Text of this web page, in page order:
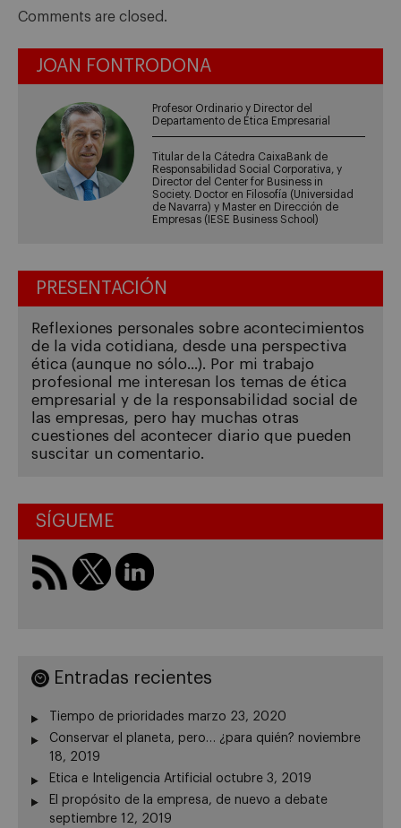
Comments are closed.
JOAN FONTRODONA
Profesor Ordinario y Director del
Departamento de Ética Empresarial
Titular de la Cátedra CaixaBank de
Responsabilidad Social Corporativa, y
Director del Center for Business in
Society. Doctor en Filosofía (Universidad
de Navarra) y Master en Dirección de
Empresas (IESE Business School)
PRESENTACIÓN
Reflexiones personales sobre acontecimientos
de la vida cotidiana, desde una perspectiva
ética (aunque no sólo...). Por mi trabajo
profesional me interesan los temas de ética
empresarial y de la responsabilidad social de
las empresas, pero hay muchas otras
cuestiones del acontecer diario que pueden
suscitar un comentario.
SÍGUEME
Entradas recientes
Tiempo de prioridades marzo 23, 2020
Conservar el planeta, pero… ¿para quién? noviembre
18, 2019
Etica e Inteligencia Artificial
octubre 3, 2019
El propósito de la empresa, de nuevo a debate
septiembre 12, 2019